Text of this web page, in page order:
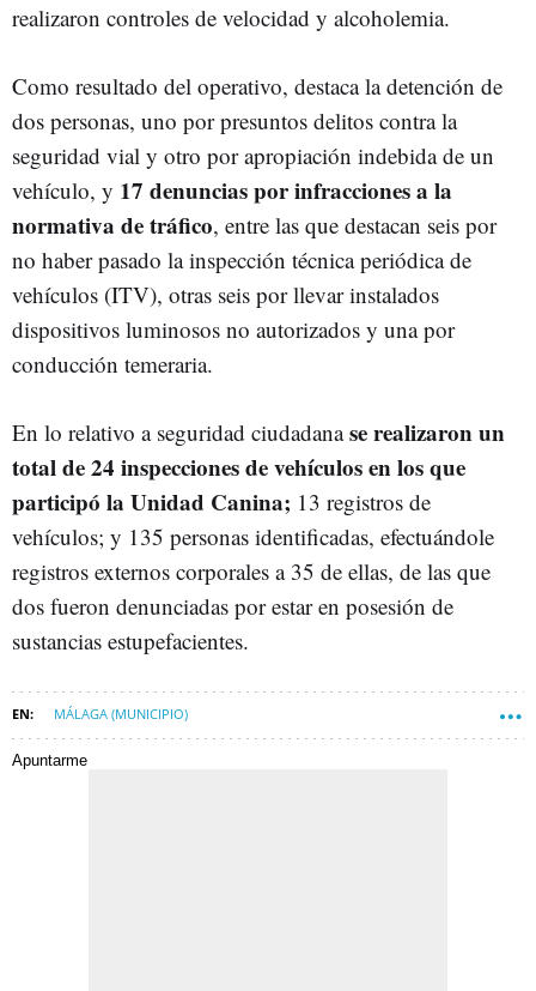
realizaron controles de velocidad y alcoholemia.
Como resultado del operativo, destaca la detención de
dos personas, uno por presuntos delitos contra la
seguridad vial y otro por apropiación indebida de un
vehículo, y 17 denuncias por infracciones a la
normativa de tráfico, entre las que destacan seis por
no haber pasado la inspección técnica periódica de
vehículos (ITV), otras seis por llevar instalados
dispositivos luminosos no autorizados y una por
conducción temeraria.
En lo relativo a seguridad ciudadanase realizaron un
total de 24 inspecciones de vehículos en los que
participó la Unidad Canina; 13 registros de
vehículos; y 135 personas identificadas, efectuándole
registros externos corporales a 35 de ellas, de las que
dos fueron denunciadas por estar en posesión de
sustancias estupefacientes.
MÁLAGA (MUNICIPIO)
Apuntarme